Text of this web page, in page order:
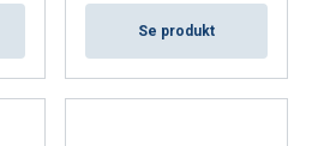
Se produkt
Cookie Policy